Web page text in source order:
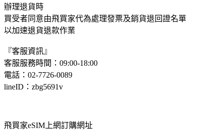
辦理退貨時
買受者同意由飛買家代為處理發票及銷貨退回證名單
以加速退貨退款作業
『客服資訊』
客服服務時間：09:00-18:00
電話：02-7726-0089
lineID：zbg5691v
飛買家eSIM上網訂購網址